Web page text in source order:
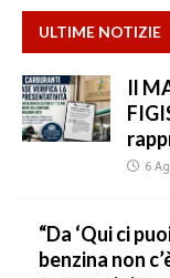
ULTIME NOTIZIE
Il
6
“Da ‘Qui ci
benzina non